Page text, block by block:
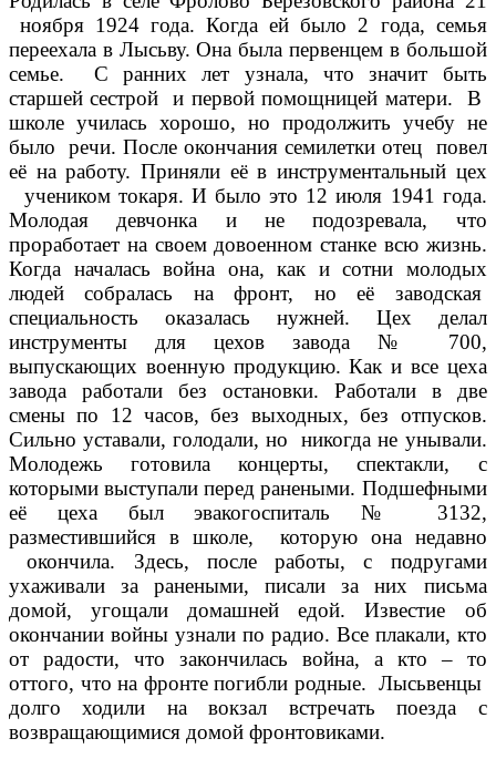
ноября 1924 года. Когда ей было 2 года, семья
переехала в Лысьву. Она была первенцем в большой
семье. С ранних лет узнала, что значит быть
старшей сестрой и первой помощницей матери. В
школе училась хорошо, но продолжить учебу не
было речи. После окончания семилетки отец повел
её на работу. Приняли её в инструментальный цех
учеником токаря. И было это 12 июля 1941 года.
Молодая девчонка и не подозревала, что
проработает на своем довоенном станке всю жизнь.
Когда началась война она, как и сотни молодых
людей собралась на фронт, но её заводская
специальность оказалась нужней. Цех делал
инструменты для цехов завода № 700,
выпускающих военную продукцию. Как и все цеха
завода работали без остановки. Работали в две
смены по 12 часов, без выходных, без отпусков.
Сильно уставали, голодали, но никогда не унывали.
Молодежь готовила концерты, спектакли, с
которыми выступали перед ранеными. Подшефными
её цеха был эвакогоспиталь № 3132,
разместившийся в школе, которую она недавно
окончила. Здесь, после работы, с подругами
ухаживали за ранеными, писали за них письма
домой, угощали домашней едой. Известие об
окончании войны узнали по радио. Все плакали, кто
от радости, что закончилась война, а кто – то
оттого, что на фронте погибли родные. Лысьвенцы
долго ходили на вокзал встречать поезда с
возвращающимися домой фронтовиками.